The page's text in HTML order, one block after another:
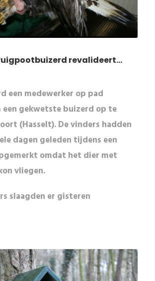
revalideert...
een medewerker op pad
gekwetste buizerd op te
(Hasselt). De vinders hadden
dagen geleden tijdens een
omdat het dier met
vliegen.
slaagden er gisteren